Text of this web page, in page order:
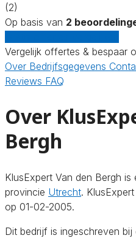
(2)
Op basis van 2
Vergelijk offertes & bespaar
Over Bedrijfsgegevens
Reviews FAQ
Over
Bergh
KlusExpert Van den Bergh is
provincie Utrecht.
op 01-02-2005.
Dit bedrijf is ingeschreven